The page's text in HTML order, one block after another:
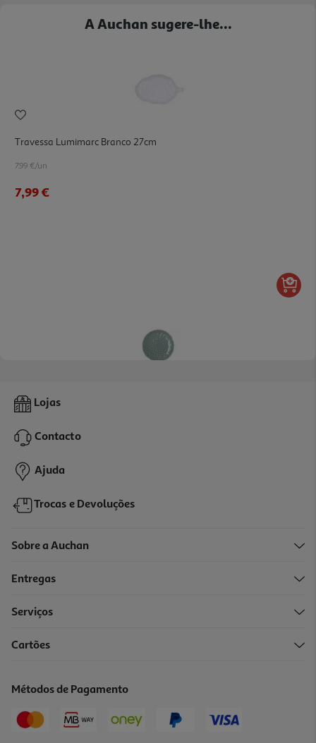
A Auchan sugere-lhe...
Travessa Lumimarc Branco 27cm
7.99 €/un
7,99 €
Prato Lumimarc Verde 16cm
4,99 €
Lojas
Contacto
Ajuda
Trocas e Devoluções
Sobre a Auchan
Entregas
Serviços
Cartões
Métodos de Pagamento